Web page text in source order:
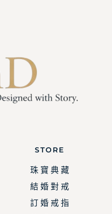
STORE
珠 寶 典 藏
結 婚 對 戒
訂 婚 戒 指